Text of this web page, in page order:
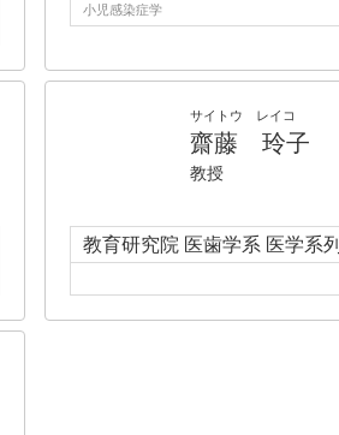
小児感染症学
サイトウ レイコ
齋藤 玲子
教授
教育研究院 医歯学系 医学系列